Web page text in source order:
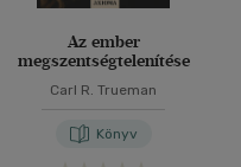
Az ember
megszentségtelenítése
Carl R. Trueman
Könyv